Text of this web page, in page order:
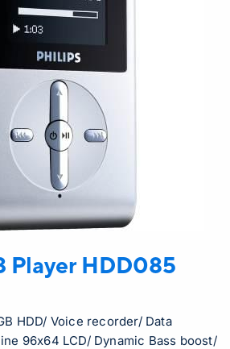
Player HDD085
HDD/ Voice recorder/ Data
96x64 LCD/ Dynamic Bass boost/